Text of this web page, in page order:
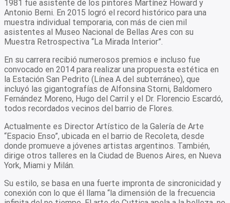
1981 fue asistente de los pintores Martínez Howard y
Antonio Berni. En 2015 logró el record histórico para una
muestra individual temporaria, con más de cien mil
asistentes al Museo Nacional de Bellas Ares con su
Muestra Retrospectiva “La Mirada Interior”.
En su carrera recibió numerosos premios e incluso fue
convocado en 2014 para realizar una propuesta estética en
la Estación San Pedrito (Línea A del subterráneo), que
incluyó las gigantografías de Alfonsina Storni, Baldomero
Fernández Moreno, Hugo del Carril y el Dr. Florencio Escardó,
todos recordados vecinos del barrio de Flores.
Actualmente es Director Artístico de la Galería de Arte
“Espacio Enso”, ubicada en el barrio de Recoleta, desde
donde promueve a jóvenes artistas argentinos. También,
dirige otros talleres en la Ciudad de Buenos Aires, en Nueva
York, Miami y Milán.
Su estilo, se basa en una fuerte impronta de sincronicidad y
conexión con lo que él llama “la dimensión de la frecuencia